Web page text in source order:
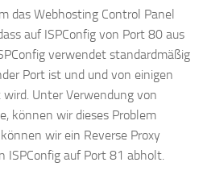
das Webhosting Control Panel
auf ISPConfig von Port 80 aus
verwendet standardmäßig
Port ist und und von einigen
Unter Verwendung von
können wir dieses Problem
wir ein Reverse Proxy
ISPConfig auf Port 81 abholt.